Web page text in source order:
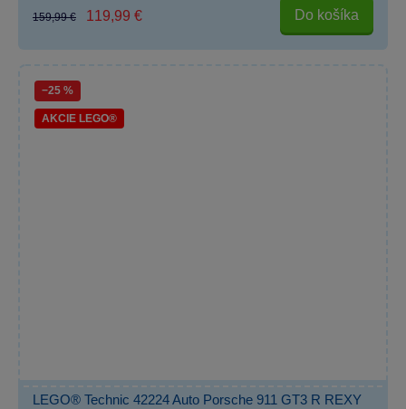
159,99 € 119,99 € Do košíka
−25 %
AKCIE LEGO®
LEGO® Technic 42224 Auto Porsche 911 GT3 R REXY